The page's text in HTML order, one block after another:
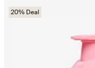
20% Deal